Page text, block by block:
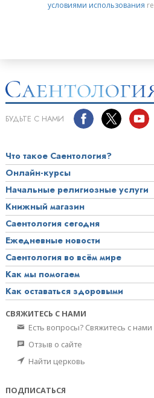
условиями использования
БУДЬТЕ С НАМИ
Что такое Саентология?
Онлайн-курсы
Начальные религиозные услуги
Книжный магазин
Саентология сегодня
Ежедневные новости
Саентология во всём мире
Как мы помогаем
Как оставаться здоровыми
СВЯЖИТЕСЬ С НАМИ
Есть вопросы? Свяжитесь с нами
Отзыв о сайте
Найти церковь
ПОДПИСАТЬСЯ